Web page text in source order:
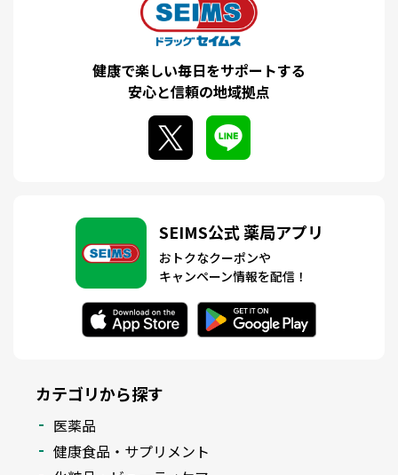
健康で楽しい毎日をサポートする
安心と信頼の地域拠点
SEIMS公式 薬局アプリ
おトクなクーポンや
キャンペーン情報を配信！
カテゴリから探す
医薬品
健康食品・サプリメント